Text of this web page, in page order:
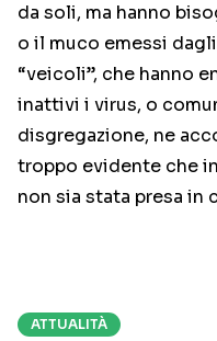
da soli, ma hanno
o il muco emessi
“veicoli”, che hanno
inattivi i virus, o
disgregazione, ne
troppo evidente che
non sia stata presa in
ATTUALITÀ